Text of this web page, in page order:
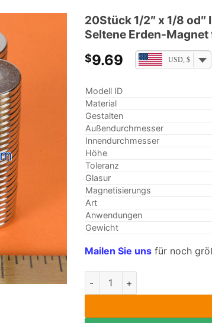
20Stück 1/2″ x 1/8
Seltene Erden-Magnet
$9.69 USD, $
Modell ID
Material
Gestalten
Außendurchmesser
Innendurchmesser
Höhe
Toleranz
Glasur
Magnetisierungs
Art
Anwendungen
Gewicht
Mailen Sie unsfür noch
20Stück 1/2" x 1/8 od" ID x 1/